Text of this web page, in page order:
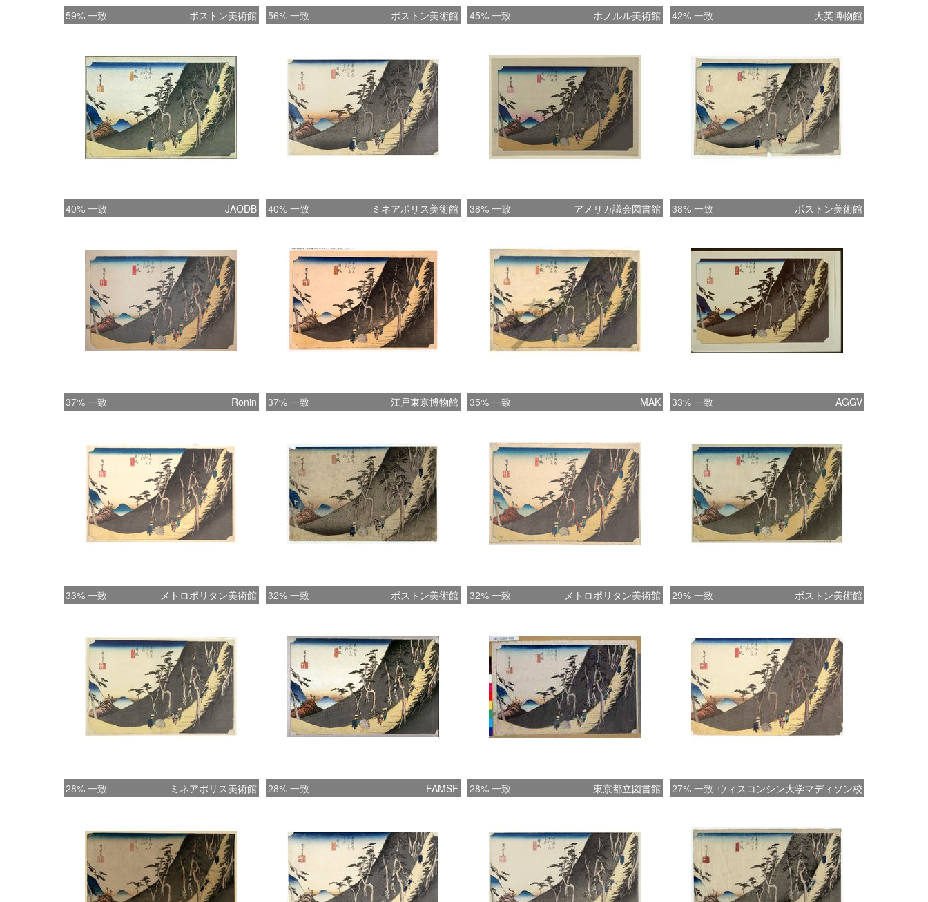
59% 一致 ボストン美術館 56% 一致 ボストン美術館 45% 一致 ホノルル美術館 42% 一致 大英博物館
40% 一致 JAODB 40% 一致 ミネアポリス美術館 38% 一致 アメリカ議会図書館 38% 一致 ボストン美術館
37% 一致 Ronin 37% 一致 江戸東京博物館 35% 一致 MAK 33% 一致 AGGV
33% 一致 メトロポリタン美術館 32% 一致 ボストン美術館 32% 一致 メトロポリタン美術館 29% 一致 ボストン美術館
28% 一致 ミネアポリス美術館 28% 一致 FAMSF 28% 一致 東京都立図書館 27% 一致 ウィスコンシン大学マディソン校